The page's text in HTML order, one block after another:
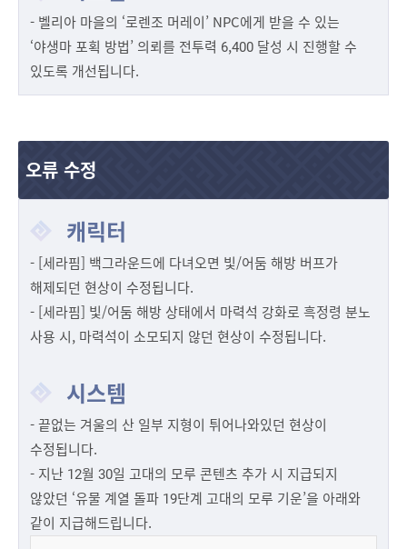
- 벨리아 마을의 ‘로렌조 머레이’ NPC에게 받을 수 있는
‘야생마 포획 방법’ 의뢰를 전투력 6,400 달성 시 진행할 수
있도록 개선됩니다.
오류 수정
캐릭터
- [세라핌] 백그라운드에 다녀오면 빛/어둠 해방 버프가
해제되던 현상이 수정됩니다.
- [세라핌] 빛/어둠 해방 상태에서 마력석 강화로 흑정령 분노
사용 시, 마력석이 소모되지 않던 현상이 수정됩니다.
시스템
- 끝없는 겨울의 산 일부 지형이 튀어나와있던 현상이
수정됩니다.
- 지난 12월 30일 고대의 모루 콘텐츠 추가 시 지급되지
않았던 ‘유물 계열 돌파 19단계 고대의 모루 기운’을 아래와
같이 지급해드립니다.